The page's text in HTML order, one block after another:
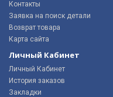
Контакты
Заявка на поиск детали
Возврат товара
Карта сайта
Личный Кабинет
Личный Кабинет
История заказов
Закладки